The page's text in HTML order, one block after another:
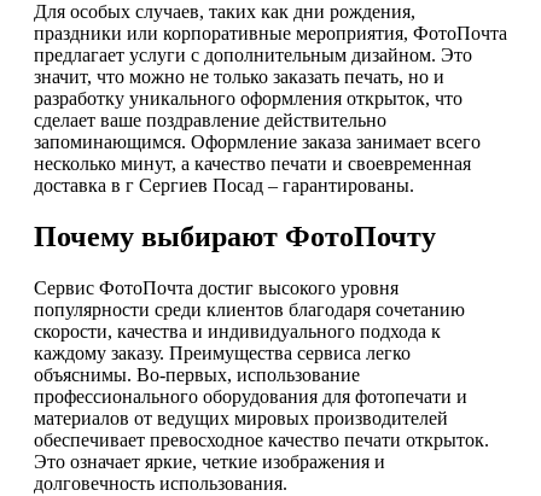
Для особых случаев, таких как дни рождения,
праздники или корпоративные мероприятия, ФотоПочта
предлагает услуги с дополнительным дизайном. Это
значит, что можно не только заказать печать, но и
разработку уникального оформления открыток, что
сделает ваше поздравление действительно
запоминающимся. Оформление заказа занимает всего
несколько минут, а качество печати и своевременная
доставка в г Сергиев Посад – гарантированы.
Почему выбирают ФотоПочту
Сервис ФотоПочта достиг высокого уровня
популярности среди клиентов благодаря сочетанию
скорости, качества и индивидуального подхода к
каждому заказу. Преимущества сервиса легко
объяснимы. Во-первых, использование
профессионального оборудования для фотопечати и
материалов от ведущих мировых производителей
обеспечивает превосходное качество печати открыток.
Это означает яркие, четкие изображения и
долговечность использования.